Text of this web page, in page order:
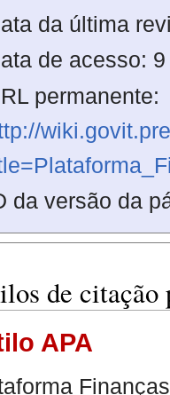
da última
de acesso:
permanente:
da versão da
de citação
APA